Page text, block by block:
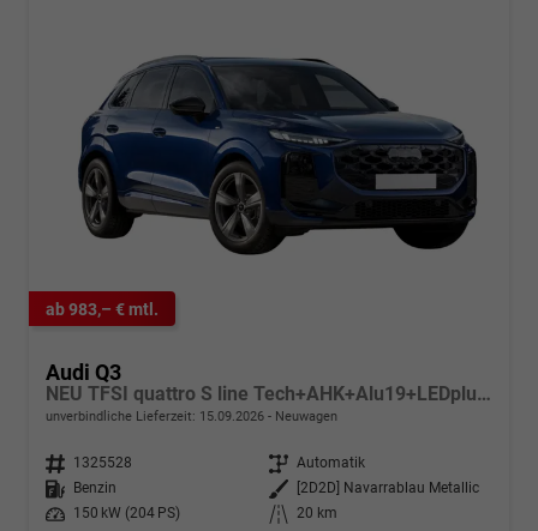
ab 983,– € mtl.
Audi Q3
NEU TFSI quattro S line Tech+AHK+Alu19+LEDplus+KlimaPlus+ExtSchwarz
unverbindliche Lieferzeit: 15.09.2026 Neuwagen
Fahrzeugnr. 1325528 Getriebe Automatik
Kraftstoff
Benzin Außenfarbe
[2D2D] Navarrablau Metallic
Leistung
150 kW (204 PS) Kilometerstand 20 km